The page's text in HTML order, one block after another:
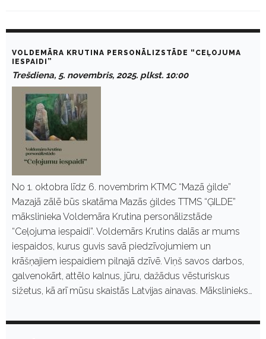
aVOLDEMĀRA KRUTINA PERSONĀLIZSTĀDE “CEĻOJUMA
IESPAIDI”
Trešdiena, 5. novembris, 2025. plkst. 10:00
No 1. oktobra līdz 6. novembrim KTMC “Mazā ģilde”
Mazajā zālē būs skatāma Mazās ģildes TTMS “ĢILDE”
mākslinieka Voldemāra Krutina personālizstāde
“Ceļojuma iespaidi”. Voldemārs Krutins dalās ar mums
iespaidos, kurus guvis savā piedzīvojumiem un
krāšņajiem iespaidiem pilnajā dzīvē. Viņš savos darbos,
galvenokārt, attēlo kalnus, jūru, dažādus vēsturiskus
sižetus, kā arī mūsu skaistās Latvijas ainavas. Mākslinieks…